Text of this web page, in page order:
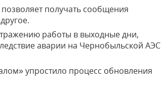
получать сообщения
работы в выходные дни,
аварии на Чернобыльской АЭС
упростило процесс обновления